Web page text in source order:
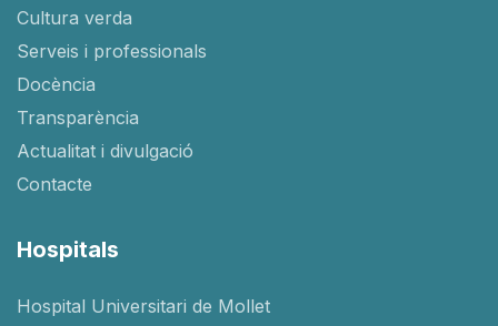
Cultura verda
Serveis i professionals
Docència
Transparència
Actualitat i divulgació
Contacte
Hospitals
Hospital Universitari de Mollet